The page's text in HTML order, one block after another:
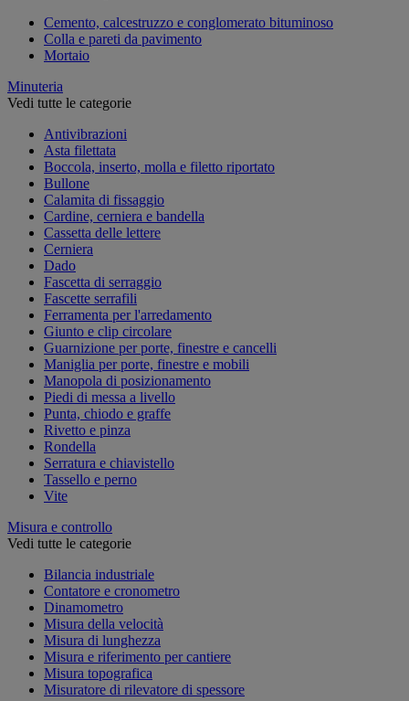
Cemento, calcestruzzo e conglomerato bituminoso
Colla e pareti da pavimento
Mortaio
Minuteria
Vedi tutte le categorie
Antivibrazioni
Asta filettata
Boccola, inserto, molla e filetto riportato
Bullone
Calamita di fissaggio
Cardine, cerniera e bandella
Cassetta delle lettere
Cerniera
Dado
Fascetta di serraggio
Fascette serrafili
Ferramenta per l'arredamento
Giunto e clip circolare
Guarnizione per porte, finestre e cancelli
Maniglia per porte, finestre e mobili
Manopola di posizionamento
Piedi di messa a livello
Punta, chiodo e graffe
Rivetto e pinza
Rondella
Serratura e chiavistello
Tassello e perno
Vite
Misura e controllo
Vedi tutte le categorie
Bilancia industriale
Contatore e cronometro
Dinamometro
Misura della velocità
Misura di lunghezza
Misura e riferimento per cantiere
Misura topografica
Misuratore di rilevatore di spessore